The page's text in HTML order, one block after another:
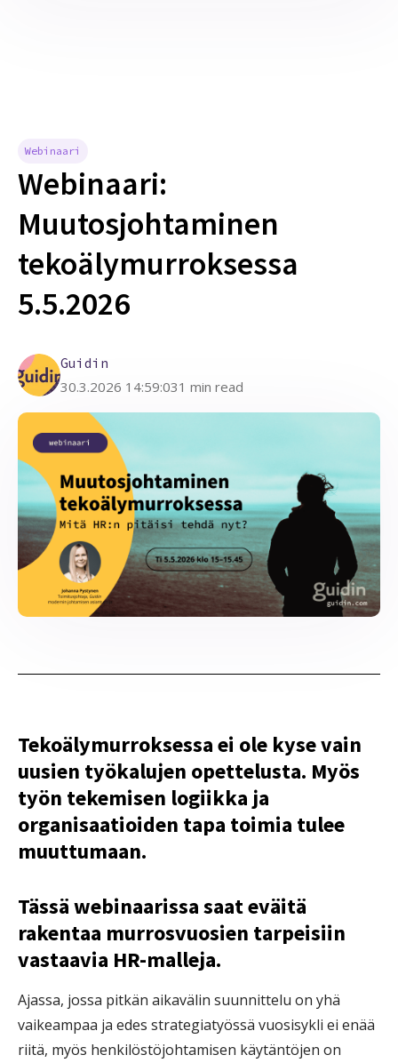
Webinaari
Webinaari:
Muutosjohtaminen
tekoälymurroksessa
5.5.2026
Guidin
30.3.2026 14:59:031 min read
Tekoälymurroksessa ei ole kyse vain
uusien työkalujen opettelusta. Myös
työn tekemisen logiikka ja
organisaatioiden tapa toimia tulee
muuttumaan.
Tässä webinaarissa saat eväitä
rakentaa murrosvuosien tarpeisiin
vastaavia HR-malleja.
Ajassa, jossa pitkän aikavälin suunnittelu on yhä
vaikeampaa ja edes strategiatyössä vuosisykli ei enää
riitä, myös henkilöstöjohtamisen käytäntöjen on